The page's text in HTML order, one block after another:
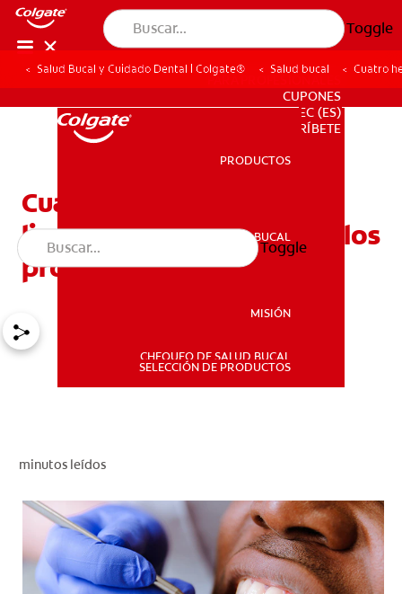
Toggle
SALUD BUCAL
PARA PROFESIONALES
CUPONES
PARA PROFESIONALES
CUPONES
EC (ES)
SUSCRÍBETE
PRODUCTOS
SALUD BUCAL
MISIÓN
CHEQUEO DE SALUD BUCAL
SELECCIÓN DE PRODUCTOS
Toggle
Salud Bucal y Cuidado Dental | Colgate® Salud bucal Cuatro
Cuatro herramientas de
limpieza dental que usan los
profesionales
minutos leídos